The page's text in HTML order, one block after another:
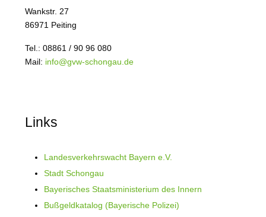
Wankstr. 27
86971 Peiting
Tel.: 08861 / 90 96 080
Mail: info@gvw-schongau.de
Links
Landesverkehrswacht Bayern e.V.
Stadt Schongau
Bayerisches Staatsministerium des Innern
Bußgeldkatalog (Bayerische Polizei)